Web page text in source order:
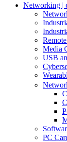
Networking |
Media
USB
PC